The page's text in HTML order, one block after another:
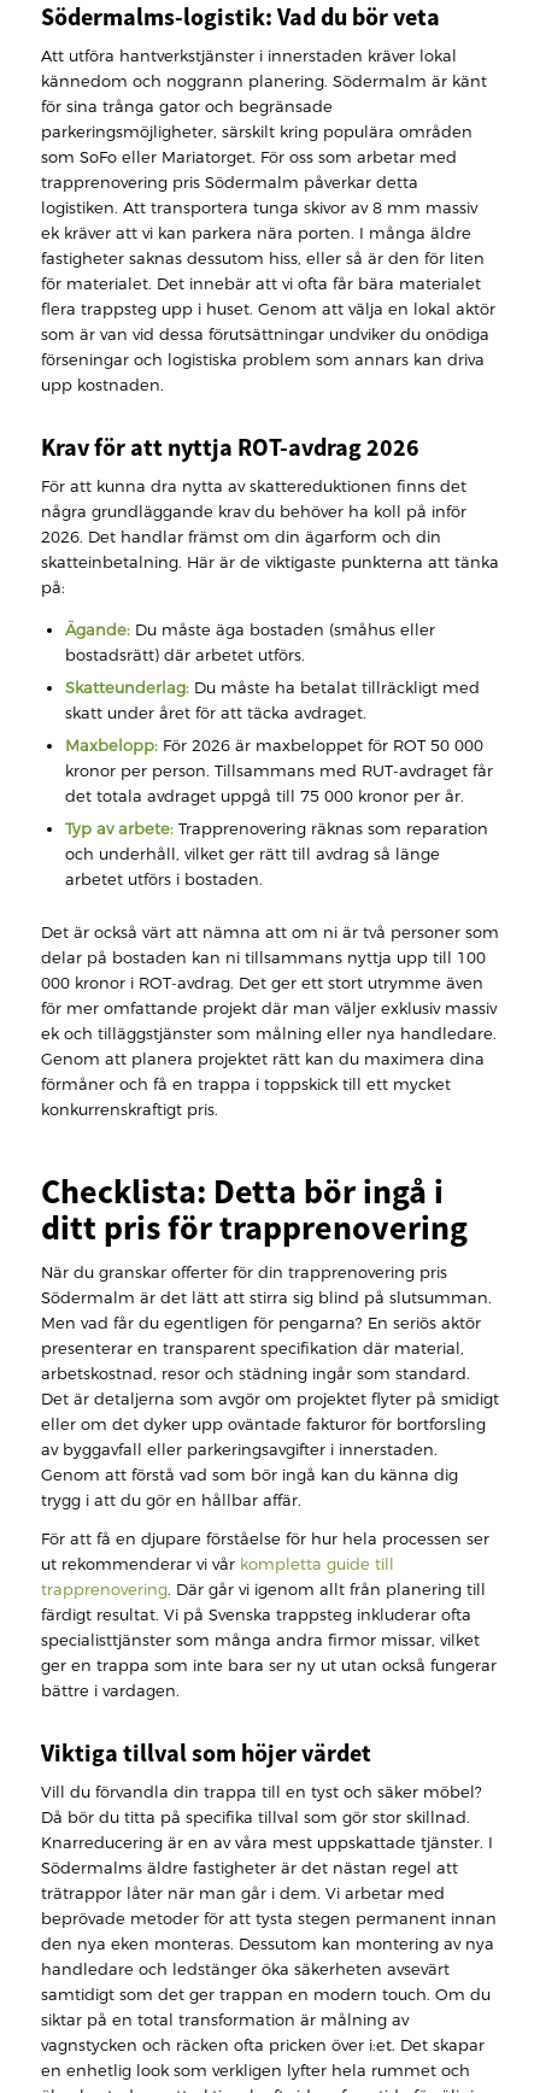
Södermalms-logistik: Vad du bör veta
Att utföra hantverkstjänster i innerstaden kräver lokal
kännedom och noggrann planering. Södermalm är känt
för sina trånga gator och begränsade
parkeringsmöjligheter, särskilt kring populära områden
som SoFo eller Mariatorget. För oss som arbetar med
trapprenovering pris Södermalm påverkar detta
logistiken. Att transportera tunga skivor av 8 mm massiv
ek kräver att vi kan parkera nära porten. I många äldre
fastigheter saknas dessutom hiss, eller så är den för liten
för materialet. Det innebär att vi ofta får bära materialet
flera trappsteg upp i huset. Genom att välja en lokal aktör
som är van vid dessa förutsättningar undviker du onödiga
förseningar och logistiska problem som annars kan driva
upp kostnaden.
Krav för att nyttja ROT-avdrag 2026
För att kunna dra nytta av skattereduktionen finns det
några grundläggande krav du behöver ha koll på inför
2026. Det handlar främst om din ägarform och din
skatteinbetalning. Här är de viktigaste punkterna att tänka
på:
Ägande:Du måste äga bostaden (småhus eller
bostadsrätt) där arbetet utförs.
Skatteunderlag:Du måste ha betalat tillräckligt med
skatt under året för att täcka avdraget.
Maxbelopp:För 2026 är maxbeloppet för ROT 50 000
kronor per person. Tillsammans med RUT-avdraget får
det totala avdraget uppgå till 75 000 kronor per år.
Typ av arbete:Trapprenovering räknas som reparation
och underhåll, vilket ger rätt till avdrag så länge
arbetet utförs i bostaden.
Det är också värt att nämna att om ni är två personer som
delar på bostaden kan ni tillsammans nyttja upp till 100
000 kronor i ROT-avdrag. Det ger ett stort utrymme även
för mer omfattande projekt där man väljer exklusiv massiv
ek och tilläggstjänster som målning eller nya handledare.
Genom att planera projektet rätt kan du maximera dina
förmåner och få en trappa i toppskick till ett mycket
konkurrenskraftigt pris.
Checklista: Detta bör ingå i
ditt pris för trapprenovering
När du granskar offerter för din trapprenovering pris
Södermalm är det lätt att stirra sig blind på slutsumman.
Men vad får du egentligen för pengarna? En seriös aktör
presenterar en transparent specifikation där material,
arbetskostnad, resor och städning ingår som standard.
Det är detaljerna som avgör om projektet flyter på smidigt
eller om det dyker upp oväntade fakturor för bortforsling
av byggavfall eller parkeringsavgifter i innerstaden.
Genom att förstå vad som bör ingå kan du känna dig
trygg i att du gör en hållbar affär.
För att få en djupare förståelse för hur hela processen ser
ut rekommenderar vi vår kompletta guide till
trapprenovering. Där går vi igenom allt från planering till
färdigt resultat. Vi på Svenska trappsteg inkluderar ofta
specialisttjänster som många andra firmor missar, vilket
ger en trappa som inte bara ser ny ut utan också fungerar
bättre i vardagen.
Viktiga tillval som höjer värdet
Vill du förvandla din trappa till en tyst och säker möbel?
Då bör du titta på specifika tillval som gör stor skillnad.
Knarreducering är en av våra mest uppskattade tjänster. I
Södermalms äldre fastigheter är det nästan regel att
trätrappor låter när man går i dem. Vi arbetar med
beprövade metoder för att tysta stegen permanent innan
den nya eken monteras. Dessutom kan montering av nya
handledare och ledstänger öka säkerheten avsevärt
samtidigt som det ger trappan en modern touch. Om du
siktar på en total transformation är målning av
vagnstycken och räcken ofta pricken över i:et. Det skapar
en enhetlig look som verkligen lyfter hela rummet och